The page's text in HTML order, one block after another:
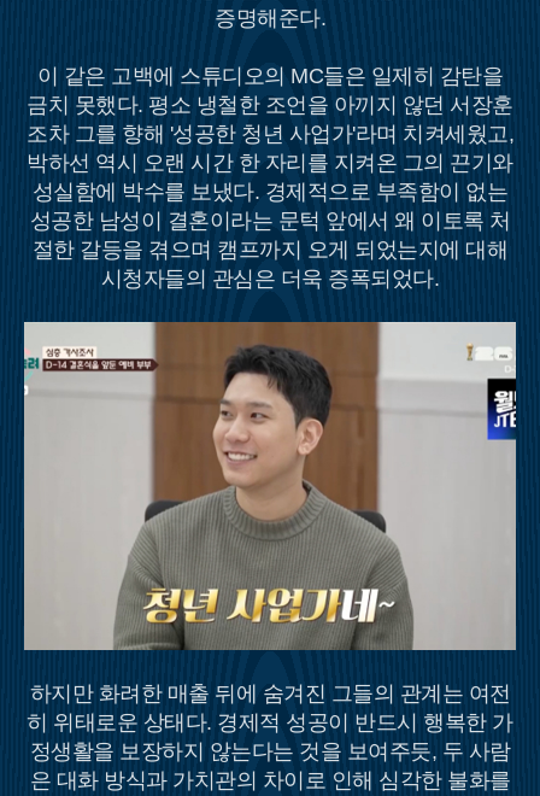
증명해준다.
이 같은 고백에 스튜디오의 MC들은 일제히 감탄을
금치 못했다. 평소 냉철한 조언을 아끼지 않던 서장훈
조차 그를 향해 '성공한 청년 사업가'라며 치켜세웠고,
박하선 역시 오랜 시간 한 자리를 지켜온 그의 끈기와
성실함에 박수를 보냈다. 경제적으로 부족함이 없는
성공한 남성이 결혼이라는 문턱 앞에서 왜 이토록 처
절한 갈등을 겪으며 캠프까지 오게 되었는지에 대해
시청자들의 관심은 더욱 증폭되었다.
하지만 화려한 매출 뒤에 숨겨진 그들의 관계는 여전
히 위태로운 상태다. 경제적 성공이 반드시 행복한 가
정생활을 보장하지 않는다는 것을 보여주듯, 두 사람
은 대화 방식과 가치관의 차이로 인해 심각한 불화를